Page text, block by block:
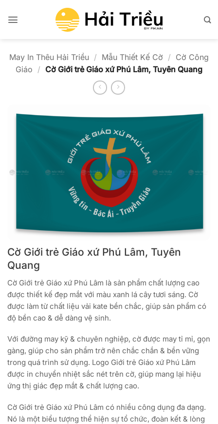
qua
May In Thêu Hải Triều / Mẫu Thiết Kế Cờ / Cờ Công
Giáo / Cờ Giới trẻ Giáo xứ Phú Lâm, Tuyên Quang
Cờ Giới trẻ Giáo xứ Phú Lâm, Tuyên
Quang
Cờ Giới trẻ Giáo xứ Phú Lâm là sản phẩm chất lượng cao
được thiết kế đẹp mắt với màu xanh lá cây tươi sáng. Cờ
được làm từ chất liệu vải kate bền chắc, giúp sản phẩm có
độ bền cao & dễ dàng vệ sinh.
Với đường may kỹ & chuyên nghiệp, cờ được may tỉ mỉ, gọn
gàng, giúp cho sản phẩm trở nên chắc chắn & bền vững
trong quá trình sử dụng. Logo Giới trẻ Giáo xứ Phú Lâm
được in chuyển nhiệt sắc nét trên cờ, giúp mang lại hiệu
ứng thị giác đẹp mắt & chất lượng cao.
Cờ Giới trẻ Giáo xứ Phú Lâm có nhiều công dụng đa dạng.
Nó là một biểu tượng thể hiện sự tổ chức, đoàn kết & lòng